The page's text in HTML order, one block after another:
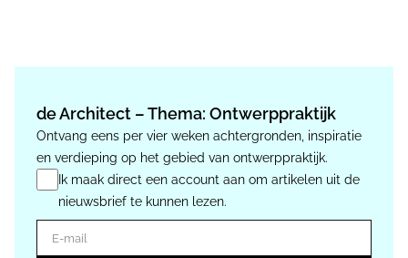
de Architect – Thema: Ontwerppraktijk
Ontvang eens per vier weken achtergronden, inspiratie
en verdieping op het gebied van ontwerppraktijk.
Ik maak direct een account aan om artikelen uit de
nieuwsbrief te kunnen lezen.
E-mail